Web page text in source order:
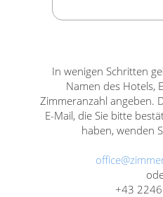
In wenigen Schritten
Namen des Hotels,
Zimmeranzahl angeben.
E-Mail, die Sie bitte
haben, wenden
+43